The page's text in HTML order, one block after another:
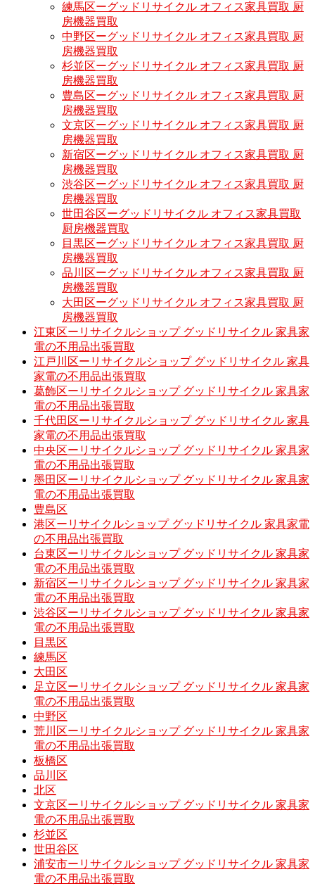
練馬区ーグッドリサイクル オフィス家具買取 厨
房機器買取
中野区ーグッドリサイクル オフィス家具買取 厨
房機器買取
杉並区ーグッドリサイクル オフィス家具買取 厨
房機器買取
豊島区ーグッドリサイクル オフィス家具買取 厨
房機器買取
文京区ーグッドリサイクル オフィス家具買取 厨
房機器買取
新宿区ーグッドリサイクル オフィス家具買取 厨
房機器買取
渋谷区ーグッドリサイクル オフィス家具買取 厨
房機器買取
世田谷区ーグッドリサイクル オフィス家具買取
厨房機器買取
目黒区ーグッドリサイクル オフィス家具買取 厨
房機器買取
品川区ーグッドリサイクル オフィス家具買取 厨
房機器買取
大田区ーグッドリサイクル オフィス家具買取 厨
房機器買取
江東区ーリサイクルショップ グッドリサイクル 家具家
電の不用品出張買取
江戸川区ーリサイクルショップ グッドリサイクル 家具
家電の不用品出張買取
葛飾区ーリサイクルショップ グッドリサイクル 家具家
電の不用品出張買取
千代田区ーリサイクルショップ グッドリサイクル 家具
家電の不用品出張買取
中央区ーリサイクルショップ グッドリサイクル 家具家
電の不用品出張買取
墨田区ーリサイクルショップ グッドリサイクル 家具家
電の不用品出張買取
豊島区
港区ーリサイクルショップ グッドリサイクル 家具家電
の不用品出張買取
台東区ーリサイクルショップ グッドリサイクル 家具家
電の不用品出張買取
新宿区ーリサイクルショップ グッドリサイクル 家具家
電の不用品出張買取
渋谷区ーリサイクルショップ グッドリサイクル 家具家
電の不用品出張買取
目黒区
練馬区
大田区
足立区ーリサイクルショップ グッドリサイクル 家具家
電の不用品出張買取
中野区
荒川区ーリサイクルショップ グッドリサイクル 家具家
電の不用品出張買取
板橋区
品川区
北区
文京区ーリサイクルショップ グッドリサイクル 家具家
電の不用品出張買取
杉並区
世田谷区
浦安市ーリサイクルショップ グッドリサイクル 家具家
電の不用品出張買取